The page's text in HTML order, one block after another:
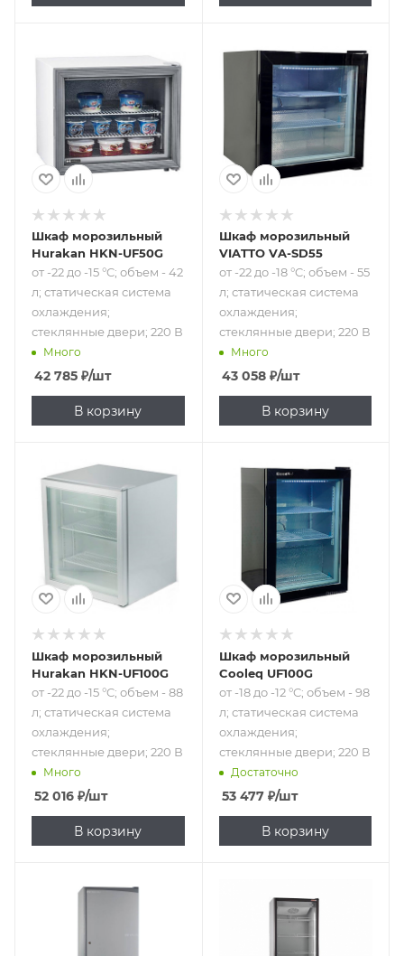
от -22 до -15 °C;
объем - 42 л;
статическая
система
охлаждения;
стеклянные
двери; 220 В
Шкаф морозильный
Hurakan HKN-UF50G
от -22 до -15 °C; объем - 42
л; статическая система
охлаждения;
стеклянные двери; 220 В
Много
42 785 ₽/шт
В корзину
от -22 до -18 °C;
объем - 55 л;
статическая
система
охлаждения;
стеклянные
двери; 220 В
Шкаф морозильный
VIATTO VA-SD55
от -22 до -18 °C; объем - 55
л; статическая система
охлаждения;
стеклянные двери; 220 В
Много
43 058₽/шт
В корзину
Подпись к товару
от -22 до -15 °C;
объем - 88 л;
статическая
система
охлаждения;
стеклянные
двери; 220 В
Шкаф морозильный
Hurakan HKN-UF100G
от -22 до -15 °C; объем - 88
л; статическая система
охлаждения;
стеклянные двери; 220 В
Много
52 016 ₽/шт
В корзину
Подпись к товару
от -18 до -12 °C;
объем - 98 л;
статическая
охлаждения;
стеклянные
двери; 220 В
Шкаф морозильный
Cooleq UF100G
от -18 до -12 °C; объем - 98
л; статическая система
охлаждения;
стеклянные двери; 220 В
Достаточно
53 477₽/шт
В корзину
от -20 до -18 °C;
объем - 575 л;
динамическая